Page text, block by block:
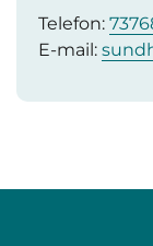
Telefon:
E-mail: